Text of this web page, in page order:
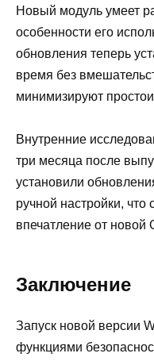
Новый модуль умеет
особенности его
обновления теперь
время без
минимизируют
Внутренние
три месяца после
установили
ручной настройки,
впечатление от новой
Заключение
Запуск новой версии
функциями